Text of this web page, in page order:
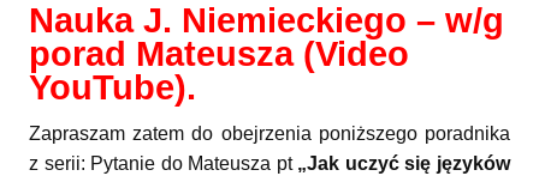
Nauka J. Niemieckiego – w/g
porad Mateusza (Video
YouTube).
Zapraszam zatem do obejrzenia poniższego poradnika
z serii: Pytanie do Mateusza pt „Jak uczyć się języków